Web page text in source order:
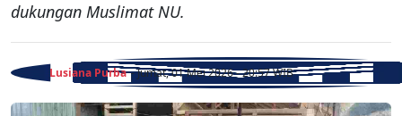
dukungan Muslimat NU.
Lusiana Purba - Jumat, 01 Mei 2026 - 20:57 WIB